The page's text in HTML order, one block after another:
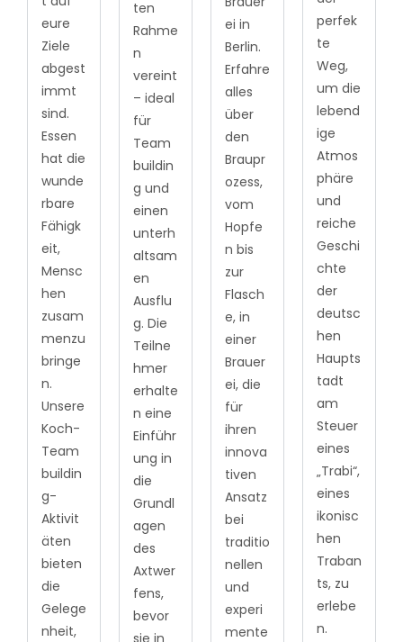
eure
Ziele
abgest
immt
sind.
Essen
hat die
wunde
rbare
Fähigk
eit,
Mensc
hen
zusam
menzu
bringe
n.
Unsere
Koch-
Team
buildin
g-
Aktivit
äten
bieten
die
Gelege
nheit,
ten
Rahme
n
vereint
– ideal
für
Team
buildin
g und
einen
unterh
altsam
en
Ausflu
g. Die
Teilne
hmer
erhalte
n eine
Einführ
ung in
die
Grundl
agen
des
Axtwer
fens,
bevor
sie in
ei in
Berlin.
Erfahre
alles
über
den
Braupr
ozess,
vom
Hopfe
n bis
zur
Flasch
e, in
einer
Brauer
ei, die
für
ihren
innova
tiven
Ansatz
bei
traditio
nellen
und
experi
mente
perfek
te
Weg,
um die
lebend
ige
Atmos
phäre
und
reiche
Geschi
chte
der
deutsc
hen
Haupts
tadt
am
Steuer
eines
„Trabi“,
eines
ikonisc
hen
Traban
ts, zu
erlebe
n.